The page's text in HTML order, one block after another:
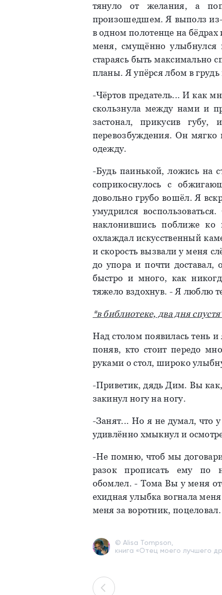
тянуло от желания, а
произошедшем. Я выполз из-
в одном полотенце на
меня, смущённо улыбнулся
стараясь быть максимально
планы. Я упёрся лбом в
-Чёртов предатель... И как
скользнула между нами и
застонал, прикусив
перевозбуждения. Он
одежду.
-Будь паинькой, ложись на
соприкоснулось с
довольно грубо вошёл. Я
умудрился
наклонившись поближе
охлаждал искусственный
и скорость вызвали у меня
до упора и почти доставал,
быстро и много, как
тяжело вздохнув. - Я люблю
*в библиотеке, два дня
Над столом появилась тень
поняв, кто стоит передо
руками о стол, широко
-Приветик, дядь Дим. Вы как,
закинул ногу на ногу.
-Занят... Но я не думал, что у
удивлённо хмыкнул и
-Не помню, чтоб мы
разок прописать ему по
обомлел.- Тома Вы у меня
ехидная улыбка вогнала
меня за воротник,
© Alisa Tompson,
книга «Отец моего лучшего